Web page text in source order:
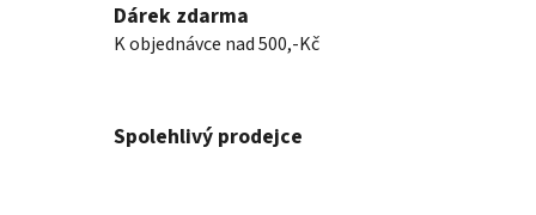
Dárek zdarma
K objednávce nad 500,-Kč
Spolehlivý prodejce